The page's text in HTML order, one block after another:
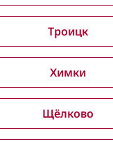
Троицк
Химки
Щёлково